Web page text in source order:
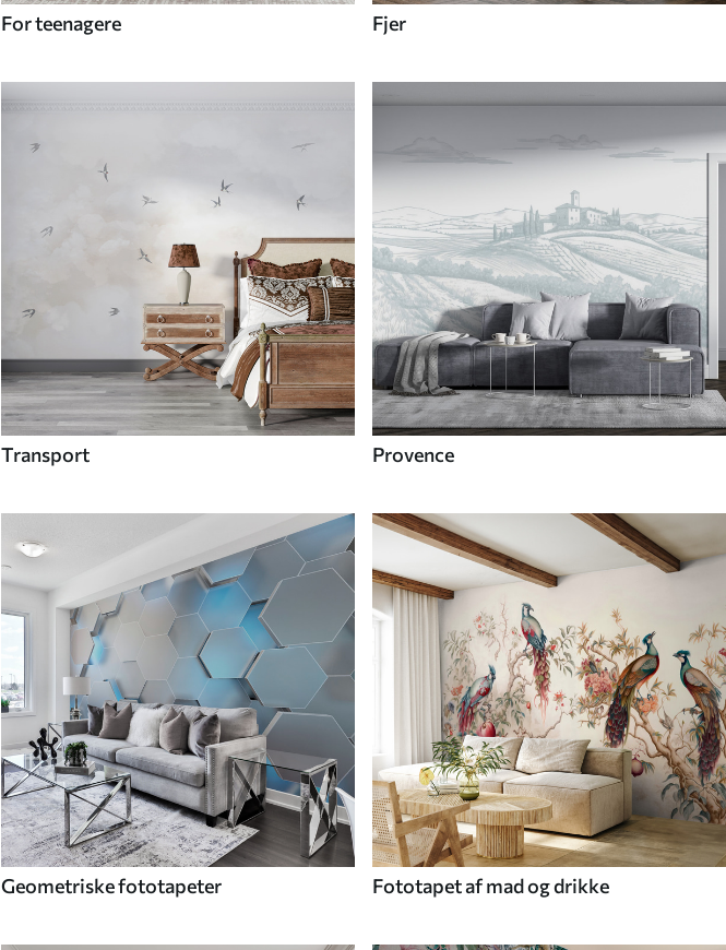
For teenagere Fjer
Transport Provence
Geometriske fototapeter Fototapet af mad og drikke